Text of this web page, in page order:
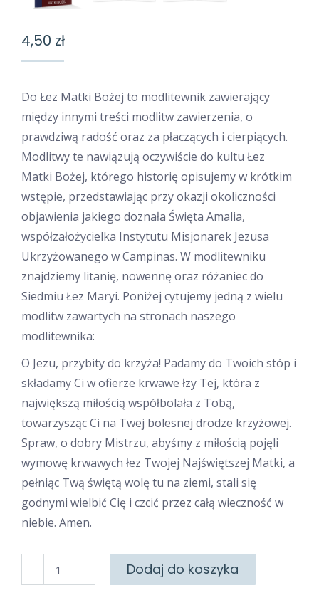
4,50 zł
Do Łez Matki Bożej to modlitewnik zawierający
między innymi treści modlitw zawierzenia, o
prawdziwą radość oraz za płaczących i cierpiących.
Modlitwy te nawiązują oczywiście do kultu Łez
Matki Bożej, którego historię opisujemy w krótkim
wstępie, przedstawiając przy okazji okoliczności
objawienia jakiego doznała Święta Amalia,
współzałożycielka Instytutu Misjonarek Jezusa
Ukrzyżowanego w Campinas. W modlitewniku
znajdziemy litanię, nowennę oraz różaniec do
Siedmiu Łez Maryi. Poniżej cytujemy jedną z wielu
modlitw zawartych na stronach naszego
modlitewnika:
O Jezu, przybity do krzyża! Padamy do Twoich stóp i
składamy Ci w ofierze krwawe łzy Tej, która z
największą miłością współbolała z Tobą,
towarzysząc Ci na Twej bolesnej drodze krzyżowej.
Spraw, o dobry Mistrzu, abyśmy z miłością pojęli
wymowę krwawych łez Twojej Najświętszej Matki, a
pełniąc Twą świętą wolę tu na ziemi, stali się
godnymi wielbić Cię i czcić przez całą wieczność w
niebie. Amen.
Do
Dodaj do koszyka